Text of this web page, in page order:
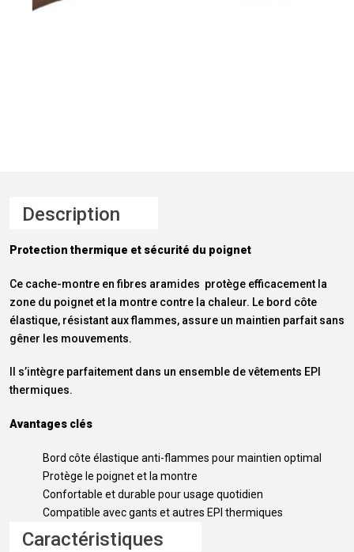
Description
Protection thermique et sécurité du poignet
Ce cache-montre en fibres aramides protège efficacement la
zone du poignet et la montre contre la chaleur. Le bord côte
élastique, résistant aux flammes, assure un maintien parfait sans
gêner les mouvements.
Il s’intègre parfaitement dans un ensemble de vêtements EPI
thermiques.
Avantages clés
Bord côte élastique anti-flammes pour maintien optimal
Protège le poignet et la montre
Confortable et durable pour usage quotidien
Compatible avec gants et autres EPI thermiques
Caractéristiques